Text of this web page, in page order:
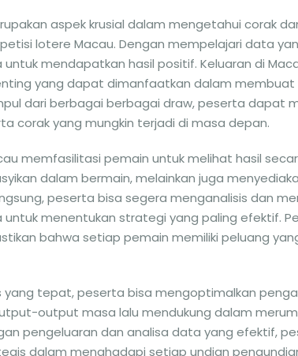
aspek krusial dalam mengetahui corak
lotere Macau. Dengan mempelajari data
mendapatkan hasil positif. Keluaran di
yang dapat dimanfaatkan dalam membuat
dari berbagai berbagai draw, peserta dapat
corak yang mungkin terjadi di masa depan.
memfasilitasi pemain untuk melihat hasil
dalam bermain, melainkan juga
peserta bisa segera menganalisis dan
menentukan strategi yang paling efektif.
bahwa setiap pemain memiliki peluang
yang tepat, peserta bisa mengoptimalkan
output masa lalu mendukung dalam
pengeluaran dan analisa data yang efektif,
dalam menghadapi setiap undian